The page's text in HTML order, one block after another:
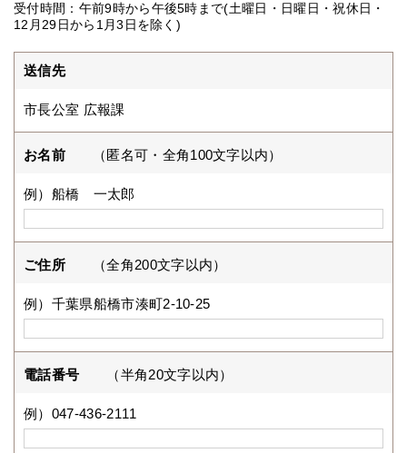
受付時間：午前9時から午後5時まで(土曜日・日曜日・祝休日・
12月29日から1月3日を除く)
送信先
市長公室 広報課
お名前 （匿名可・全角100文字以内）
例）船橋 一太郎
ご住所 （全角200文字以内）
例）千葉県船橋市湊町2-10-25
電話番号 （半角20文字以内）
例）047-436-2111